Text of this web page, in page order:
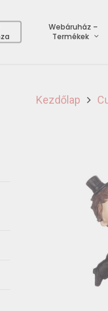
Webáruház –
Termékek
Kezdőlap